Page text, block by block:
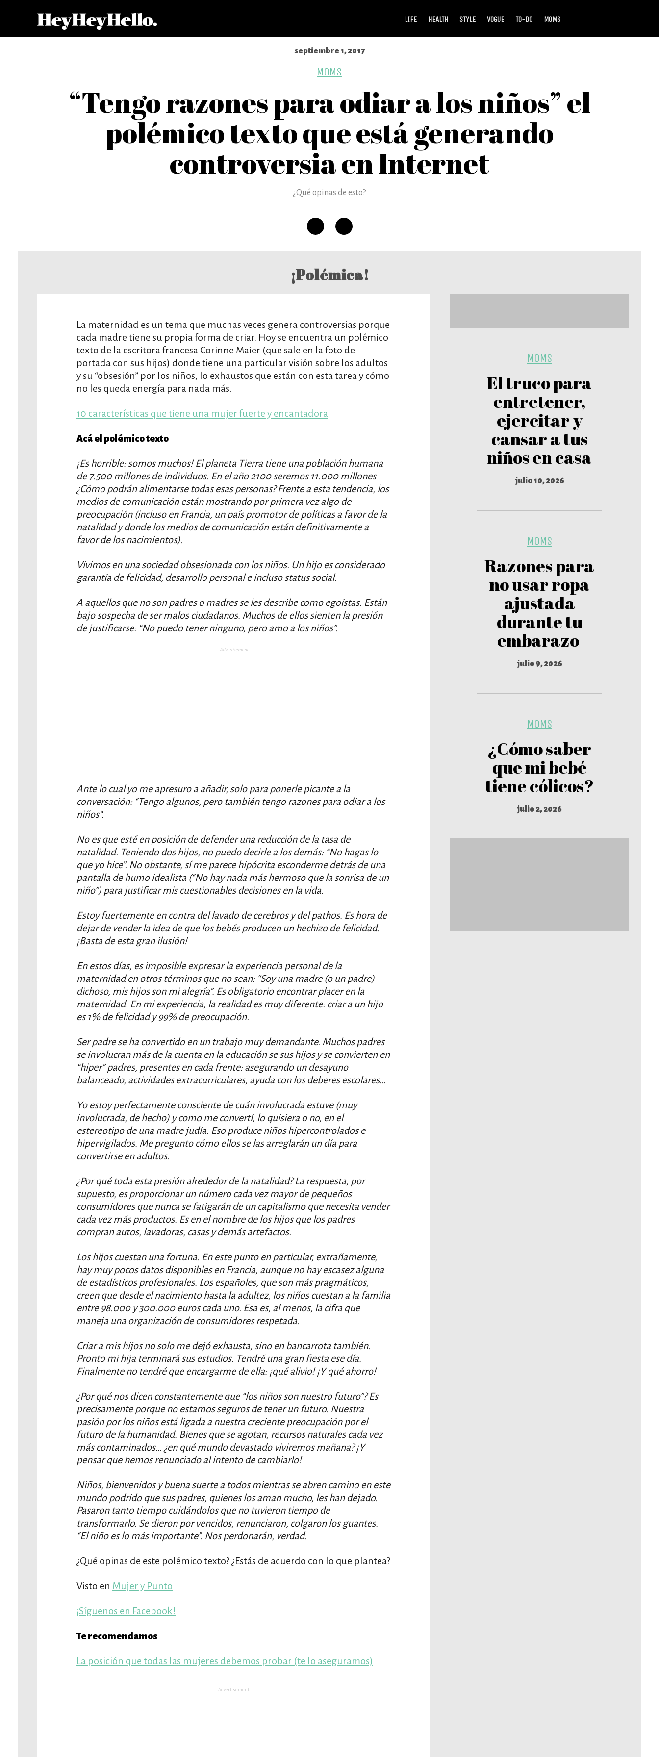
LIFE HEALTH STYLE VOGUE TO-DO MOMS
septiembre 1, 2017
MOMS
“Tengo razones para odiar a los niños” el
polémico texto que está generando
controversia en Internet
¿Qué opinas de esto?
¡Polémica!
MOMS
El truco para
entretener,
ejercitar y
cansar a tus
niños en casa
julio 10, 2026
MOMS
Razones para
no usar ropa
ajustada
durante tu
embarazo
julio 9, 2026
MOMS
¿Cómo saber
que mi bebé
tiene cólicos?
julio 2, 2026
La maternidad es un tema que muchas veces genera controversias porque
cada madre tiene su propia forma de criar. Hoy se encuentra un polémico
texto de la escritora francesa Corinne Maier (que sale en la foto de
portada con sus hijos) donde tiene una particular visión sobre los adultos
y su “obsesión” por los niños, lo exhaustos que están con esta tarea y cómo
no les queda energía para nada más.
10 características que tiene una mujer fuerte y encantadora
Acá el polémico texto
¡Es horrible: somos muchos! El planeta Tierra tiene una población humana
de 7.500 millones de individuos. En el año 2100 seremos 11.000 millones
¿Cómo podrán alimentarse todas esas personas? Frente a esta tendencia, los
medios de comunicación están mostrando por primera vez algo de
preocupación (incluso en Francia, un país promotor de políticas a favor de la
natalidad y donde los medios de comunicación están definitivamente a
favor de los nacimientos).
Vivimos en una sociedad obsesionada con los niños. Un hijo es considerado
garantía de felicidad, desarrollo personal e incluso status social.
A aquellos que no son padres o madres se les describe como egoístas. Están
bajo sospecha de ser malos ciudadanos. Muchos de ellos sienten la presión
de justificarse: “No puedo tener ninguno, pero amo a los niños”.
Advertisement
Ante lo cual yo me apresuro a añadir, solo para ponerle picante a la
conversación: “Tengo algunos, pero también tengo razones para odiar a los
niños“.
No es que esté en posición de defender una reducción de la tasa de
natalidad. Teniendo dos hijos, no puedo decirle a los demás: “No hagas lo
que yo hice”. No obstante, sí me parece hipócrita esconderme detrás de una
pantalla de humo idealista (“No hay nada más hermoso que la sonrisa de un
niño”) para justificar mis cuestionables decisiones en la vida.
Estoy fuertemente en contra del lavado de cerebros y del pathos. Es hora de
dejar de vender la idea de que los bebés producen un hechizo de felicidad.
¡Basta de esta gran ilusión!
En estos días, es imposible expresar la experiencia personal de la
maternidad en otros términos que no sean: “Soy una madre (o un padre)
dichoso, mis hijos son mi alegría”. Es obligatorio encontrar placer en la
maternidad. En mi experiencia, la realidad es muy diferente: criar a un hijo
es 1% de felicidad y 99% de preocupación.
Ser padre se ha convertido en un trabajo muy demandante. Muchos padres
se involucran más de la cuenta en la educación se sus hijos y se convierten en
“hiper” padres, presentes en cada frente: asegurando un desayuno
balanceado, actividades extracurriculares, ayuda con los deberes escolares…
Yo estoy perfectamente consciente de cuán involucrada estuve (muy
involucrada, de hecho) y como me convertí, lo quisiera o no, en el
estereotipo de una madre judía. Eso produce niños hipercontrolados e
hipervigilados. Me pregunto cómo ellos se las arreglarán un día para
convertirse en adultos.
¿Por qué toda esta presión alrededor de la natalidad? La respuesta, por
supuesto, es proporcionar un número cada vez mayor de pequeños
consumidores que nunca se fatigarán de un capitalismo que necesita vender
cada vez más productos. Es en el nombre de los hijos que los padres
compran autos, lavadoras, casas y demás artefactos.
Los hijos cuestan una fortuna. En este punto en particular, extrañamente,
hay muy pocos datos disponibles en Francia, aunque no hay escasez alguna
de estadísticos profesionales. Los españoles, que son más pragmáticos,
creen que desde el nacimiento hasta la adultez, los niños cuestan a la familia
entre 98.000 y 300.000 euros cada uno. Esa es, al menos, la cifra que
maneja una organización de consumidores respetada.
Criar a mis hijos no solo me dejó exhausta, sino en bancarrota también.
Pronto mi hija terminará sus estudios. Tendré una gran fiesta ese día.
Finalmente no tendré que encargarme de ella: ¡qué alivio! ¡Y qué ahorro!
¿Por qué nos dicen constantemente que “los niños son nuestro futuro”? Es
precisamente porque no estamos seguros de tener un futuro. Nuestra
pasión por los niños está ligada a nuestra creciente preocupación por el
futuro de la humanidad. Bienes que se agotan, recursos naturales cada vez
más contaminados… ¿en qué mundo devastado viviremos mañana? ¡Y
pensar que hemos renunciado al intento de cambiarlo!
Niños, bienvenidos y buena suerte a todos mientras se abren camino en este
mundo podrido que sus padres, quienes los aman mucho, les han dejado.
Pasaron tanto tiempo cuidándolos que no tuvieron tiempo de
transformarlo. Se dieron por vencidos, renunciaron, colgaron los guantes.
“El niño es lo más importante”. Nos perdonarán, verdad.
¿Qué opinas de este polémico texto? ¿Estás de acuerdo con lo que plantea?
Visto en Mujer y Punto
¡Síguenos en Facebook!
Te recomendamos
La posición que todas las mujeres debemos probar (te lo aseguramos)
Advertisement